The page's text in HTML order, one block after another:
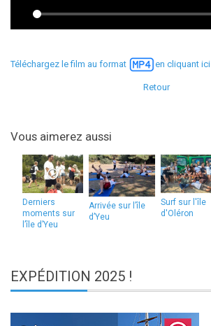
Téléchargez le film au format en cliquant ici
Retour
Vous aimerez aussi
Derniers
moments sur
l’île d’Yeu
Arrivée sur l’île
d’Yeu
Surf sur l'île
d'Oléron
EXPÉDITION 2025 !